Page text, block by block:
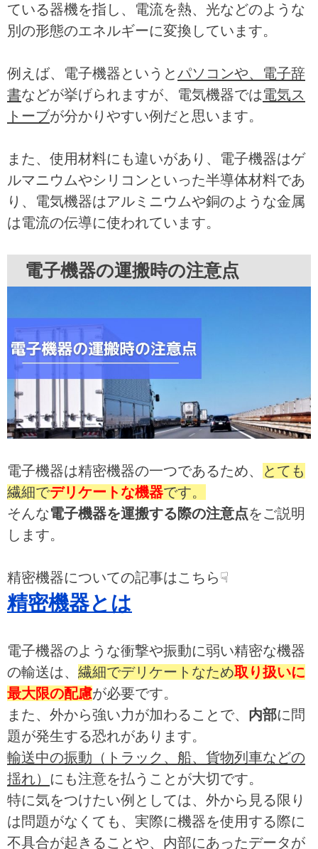
ている器機を指し、電流を熱、光などのような
別の形態のエネルギーに変換しています。
例えば、電子機器というとパソコンや、電子辞
書などが挙げられますが、電気機器では電気ス
トーブが分かりやすい例だと思います。
また、使用材料にも違いがあり、電子機器はゲ
ルマニウムやシリコンといった半導体材料であ
り、電気機器はアルミニウムや銅のような金属
は電流の伝導に使われています。
電子機器の運搬時の注意点
電子機器は精密機器の一つであるため、
とても
繊細でデリケートな機器です。
そんな電子機器を運搬する際の注意点をご説明
します。
精密機器についての記事はこちら☟
精密機器とは
電子機器のような衝撃や振動に弱い精密な機器
の輸送は、 繊細でデリケートなため取り扱いに
最大限の配慮が必要です。
また、外から強い力が加わることで、 内部に問
題が発生する恐れがあります。
輸送中の振動（トラック、船、貨物列車などの
揺れ） にも注意を払うことが大切です。
特に気をつけたい例としては、外から見る限り
は問題がなくても、実際に機器を使用する際に
不具合が起きることや、内部にあったデータが